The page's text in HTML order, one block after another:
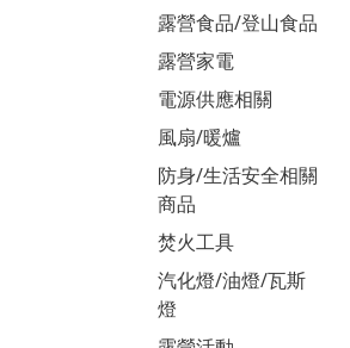
露營食品/登山食品
露營家電
電源供應相關
風扇/暖爐
防身/生活安全相關
商品
焚火工具
汽化燈/油燈/瓦斯
燈